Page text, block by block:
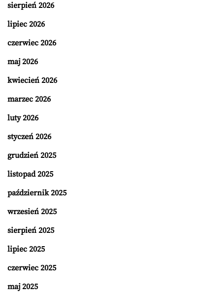
sierpień 2026
lipiec 2026
czerwiec 2026
maj 2026
kwiecień 2026
marzec 2026
luty 2026
styczeń 2026
grudzień 2025
listopad 2025
październik 2025
wrzesień 2025
sierpień 2025
lipiec 2025
czerwiec 2025
maj 2025